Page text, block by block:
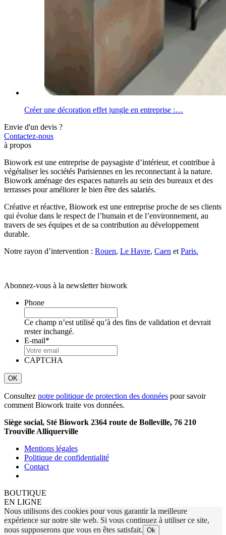
Créer une décoration effet jungle en entreprise :…
Envie d'un devis ?
Contactez-nous
à propos
Biowork est une entreprise de paysagiste d’intérieur, et contribue à
végétaliser les sociétés Parisiennes en les reconnectant à la nature.
Biowork aménage des espaces naturels au sein des bureaux et des
terrasses pour améliorer le bien être des salariés.
Créative et réactive, Biowork est une entreprise proche de ses clients
qui évolue dans le respect de l’humain et de l’environnement, au
travers de ses équipes et de sa contribution au développement
durable.
Notre rayon d’intervention : Rouen, Le Havre, Caen et Paris.
Abonnez-vous à la newsletter biowork
Phone
Ce champ n’est utilisé qu’à des fins de validation et devrait
rester inchangé.
E-mail*
CAPTCHA
Consultez notre politique de protection des données pour savoir
comment Biowork traite vos données.
Siège social, Sté Biowork 2364 route de Bolleville, 76 210
Trouville Alliquerville
Mentions légales
Politique de confidentialité
Contact
BOUTIQUE
EN LIGNE
Nous utilisons des cookies pour vous garantir la meilleure
expérience sur notre site web. Si vous continuez à utiliser ce site,
nous supposerons que vous en êtes satisfait. Ok